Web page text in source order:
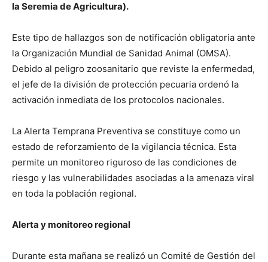
la Seremia de Agricultura).
Este tipo de hallazgos son de notificación obligatoria ante
la Organización Mundial de Sanidad Animal (OMSA).
Debido al peligro zoosanitario que reviste la enfermedad,
el jefe de la división de protección pecuaria ordenó la
activación inmediata de los protocolos nacionales.
La Alerta Temprana Preventiva se constituye como un
estado de reforzamiento de la vigilancia técnica. Esta
permite un monitoreo riguroso de las condiciones de
riesgo y las vulnerabilidades asociadas a la amenaza viral
en toda la población regional.
Alerta y monitoreo regional
Durante esta mañana se realizó un Comité de Gestión del